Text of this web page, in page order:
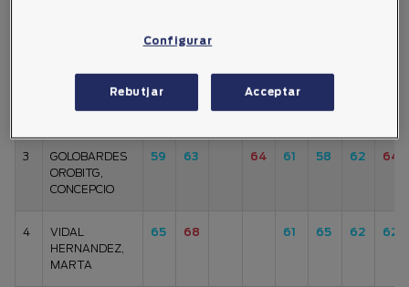
DIAZ ESTEVE,
MARIA REMEI
61 63 59
3
GOLOBARDES
OROBITG,
CONCEPCIO
59 63 64 61 58 62 64
4
VIDAL
HERNANDEZ,
MARTA
65 68 61 65 62 62
Configurar
Rebutjar Acceptar